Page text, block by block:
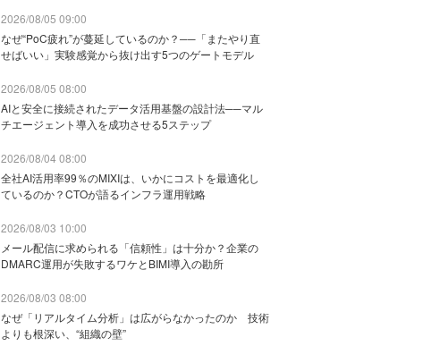
2026/08/05 09:00
なぜ“PoC疲れ”が蔓延しているのか？──「またやり直
せばいい」実験感覚から抜け出す5つのゲートモデル
2026/08/05 08:00
AIと安全に接続されたデータ活用基盤の設計法──マル
チエージェント導入を成功させる5ステップ
2026/08/04 08:00
全社AI活用率99％のMIXIは、いかにコストを最適化し
ているのか？CTOが語るインフラ運用戦略
2026/08/03 10:00
メール配信に求められる「信頼性」は十分か？企業の
DMARC運用が失敗するワケとBIMI導入の勘所
2026/08/03 08:00
なぜ「リアルタイム分析」は広がらなかったのか 技術
よりも根深い、“組織の壁”